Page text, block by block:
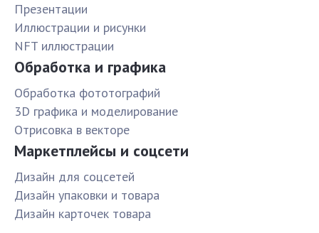
Презентации
Иллюстрации и рисунки
NFT иллюстрации
Обработка и графика
Обработка фототографий
3D графика и моделирование
Отрисовка в векторе
Маркетплейсы и соцсети
Дизайн для соцсетей
Дизайн упаковки и товара
Дизайн карточек товара